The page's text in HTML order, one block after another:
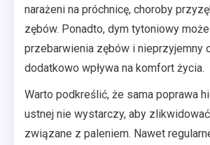
narażeni na próchnicę, choroby
zębów. Ponadto, dym tytoniowy
przebarwienia zębów i nieprzyjemny
dodatkowo wpływa na komfort życia.
Warto podkreślić, że sama poprawa
ustnej nie wystarczy, aby
związane z paleniem. Nawet